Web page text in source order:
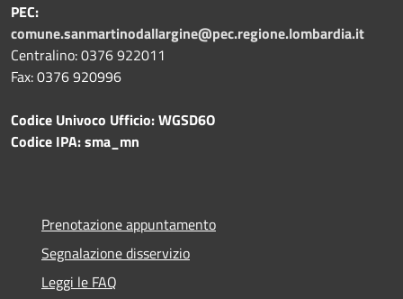
PEC:
comune.sanmartinodallargine@pec.regione.lombardia.it
Centralino: 0376 922011
Fax: 0376 920996
Codice Univoco Ufficio: WGSD6O
Codice IPA: sma_mn
Prenotazione appuntamento
Segnalazione disservizio
Leggi le FAQ